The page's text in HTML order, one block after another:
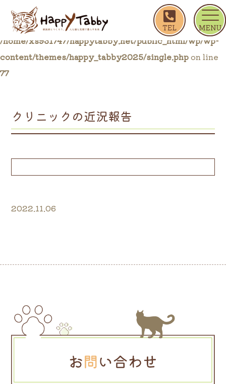
ホーム
クリニックの近況報告
Warning: Trying to access array offset on false in
/home/xs931747/happytabby.net/public_html/wp/wp-
content/themes/happy_tabby2025/single.phpon line
77
クリニックの近況報告
2022.11.06